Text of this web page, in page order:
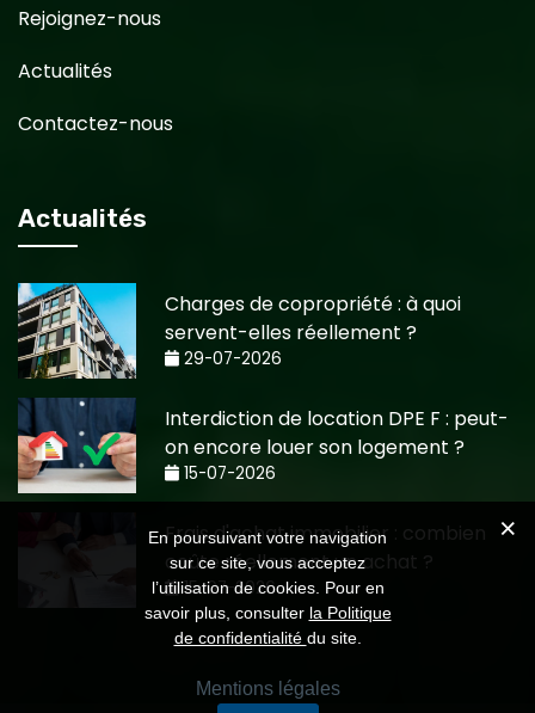
Rejoignez-nous
Actualités
Contactez-nous
Actualités
Charges de copropriété : à quoi
servent-elles réellement ?
29-07-2026
Interdiction de location DPE F : peut-
on encore louer son logement ?
15-07-2026
Frais d'achat immobilier : combien
coûte réellement un achat ?
15-07-2026
En poursuivant votre navigation
sur ce site, vous acceptez
l’utilisation de cookies. Pour en
savoir plus, consulter la Politique
de confidentialité du site.
Mentions légales